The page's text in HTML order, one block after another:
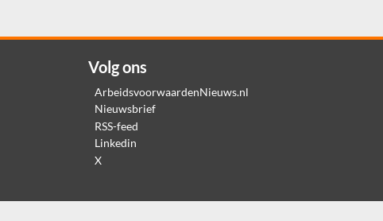
Volg ons
ArbeidsvoorwaardenNieuws.nl
Nieuwsbrief
RSS-feed
Linkedin
X